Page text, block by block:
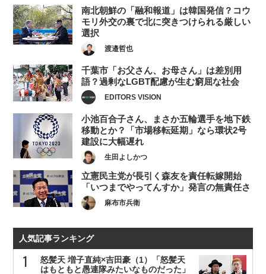
南北朝鮮の「融和報道」は韓国発信？コウ
モリ外交の裏で北に突きつけられる厳しい
選択
渡邉哲也
千葉市「お父さん、お母さん」は差別用
語？過剰なLGBT配慮が生む窮屈な社会
EDITORS VISION
小池百合子さん、まさか五輪選手を地下鉄
移動とか？「市場移転延期」なら環状2号
建設に大幅遅れ
生田よしかつ
立憲民主党が長引く森友を責任転嫁開始
「いつまでやってんすか」発言の無責任さ
麻布市兵衛
人気記事ランキング
怒髪天 増子直純×吉田豪（1）「怒髪天
はもともと愚連隊みたいなものだった」